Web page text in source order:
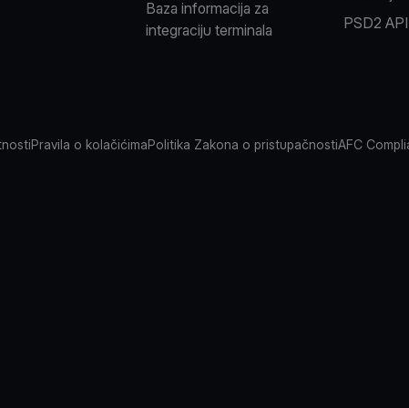
Baza informacija za
integraciju terminala
PSD2 API
Pravila o kolačićimaPolitika Zakona o pristupačnostiAFC